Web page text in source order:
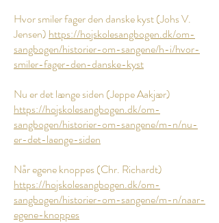
Hvor smiler fager den danske kyst (Johs V.
Jensen) https://hojskolesangbogen.dk/om-
sangbogen/historier-om-sangene/h-i/hvor-
smiler-fager-den-danske-kyst
Nu er det længe siden (Jeppe Aakjær)
https://hojskolesangbogen.dk/om-
sangbogen/historier-om-sangene/m-n/nu-
er-det-laenge-siden
Når egene knoppes (Chr. Richardt)
https://hojskolesangbogen.dk/om-
sangbogen/historier-om-sangene/m-n/naar-
egene-knoppes